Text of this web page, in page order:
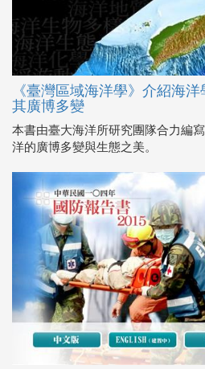
《臺灣區域海洋學》介紹海
其廣博多變
本書由臺大海洋所研究團隊合力編
洋的廣博多變與生態之美。